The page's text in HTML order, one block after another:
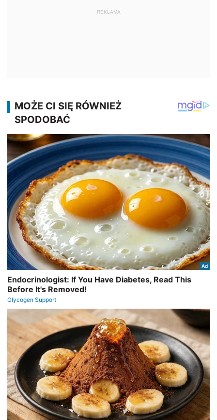
REKLAMA